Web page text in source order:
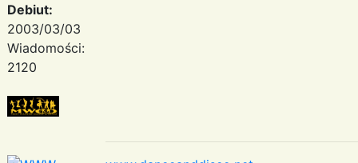
Debiut:
2003/03/03
Wiadomości:
2120